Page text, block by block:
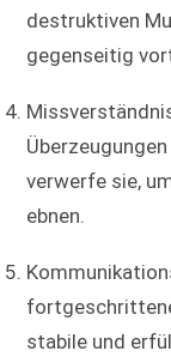
destruktiven
gegenseitig
verwerfe sie,
ebnen.
stabile und